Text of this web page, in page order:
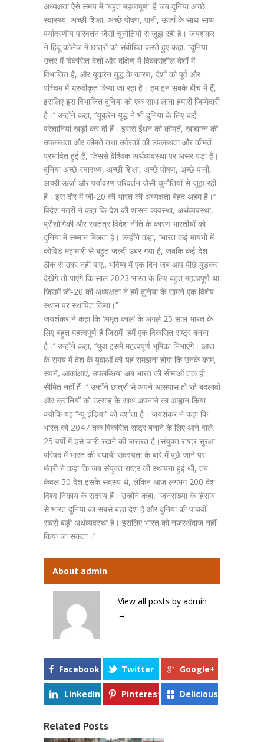
अध्यक्षता ऐसे समय में ‘‘बहुत महत्वपूर्ण’’ है जब दुनिया अच्छे
स्वास्थ्य, अच्छी शिक्षा, अच्छे पोषण, पानी, ऊर्जा के साथ-साथ
पर्यावरणीय परिवर्तन जैसी चुनौतियों से जूझ रही है। जयशंकर
ने हिंदू कॉलेज में छात्रों को संबोधित करते हुए कहा, ‘‘दुनिया
उत्तर में विकसित देशों और दक्षिण में विकासशील देशों में
विभाजित है, और यूक्रेन युद्ध के कारण, देशों को पूर्व और
पश्चिम में ध्रुवीकृत किया जा रहा है। हम इन सबके बीच में हैं,
इसलिए इस विभाजित दुनिया को एक साथ लाना हमारी जिम्मेदारी
है।’’ उन्होंने कहा, ‘‘यूक्रेन युद्ध ने भी दुनिया के लिए कई
परेशानियां खड़ी कर दी हैं। इससे ईंधन की कीमतें, खाद्यान्न की
उपलब्धता और कीमतें तथा उर्वरकों की उपलब्धता और कीमतें
प्रभावित हुई हैं, जिससे वैश्विक अर्थव्यवस्था पर असर पड़ा है।
दुनिया अच्छे स्वास्थ्य, अच्छी शिक्षा, अच्छे पोषण, अच्छे पानी,
अच्छी ऊर्जा और पर्यावरण परिवर्तन जैसी चुनौतियों से जूझ रही
है। इस दौर में जी-20 की भारत की अध्यक्षता बेहद अहम है।’’
विदेश मंत्री ने कहा कि देश की शासन व्यवस्था, अर्थव्यवस्था,
प्रौद्योगिकी और स्वतंत्र विदेश नीति के कारण भारतीयों को
दुनिया में सम्मान मिलता है। उन्होंने कहा, ‘‘भारत कई मायनों में
कोविड महामारी से बहुत जल्दी उबर गया है, जबकि कई देश
ठीक से उबर नहीं पाए…भविष्य में एक दिन जब आप पीछे मुड़कर
देखेंगे तो पाएंगे कि साल 2023 भारत के लिए बहुत महत्वपूर्ण था
जिसमें जी-20 की अध्यक्षता ने हमें दुनिया के सामने एक विशेष
स्थान पर स्थापित किया।’’
जयशंकर ने कहा कि ‘अमृत काल’ के अगले 25 साल भारत के
लिए बहुत महत्वपूर्ण हैं जिसमें ‘‘हमें एक विकसित राष्ट्र बनना
है।’’ उन्होंने कहा, ‘‘युवा इसमें महत्वपूर्ण भूमिका निभाएंगे। आज
के समय में देश के युवाओं को यह समझना होगा कि उनके काम,
सपने, आकांक्षाएं, उपलब्धियां अब भारत की सीमाओं तक ही
सीमित नहीं हैं।’’ उन्होंने छात्रों से अपने आसपास हो रहे बदलावों
और क्रांतियों को उत्साह के साथ अपनाने का आह्वान किया
क्योंकि यह ‘‘न्यू इंडिया’’ को दर्शाता है। जयशंकर ने कहा कि
भारत को 2047 तक विकसित राष्ट्र बनाने के लिए आने वाले
25 वर्षों में इसे जारी रखने की जरूरत है।संयुक्त राष्ट्र सुरक्षा
परिषद में भारत की स्थायी सदस्यता के बारे में पूछे जाने पर
मंत्री ने कहा कि जब संयुक्त राष्ट्र की स्थापना हुई थी, तब
केवल 50 देश इसके सदस्य थे, लेकिन आज लगभग 200 देश
विश्व निकाय के सदस्य हैं। उन्होंने कहा, ‘‘जनसंख्या के हिसाब
से भारत दुनिया का सबसे बड़ा देश है और दुनिया की पांचवीं
सबसे बड़ी अर्थव्यवस्था है। इसलिए भारत को नजरअंदाज नहीं
किया जा सकता।’’
About admin
View all posts by admin
→
Facebook Twitter Google+
Linkedin Pinterest Delicious
Related Posts